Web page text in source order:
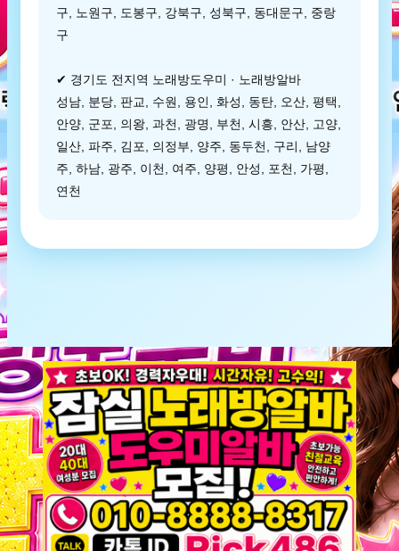
구, 노원구, 도봉구, 강북구, 성북구, 동대문구, 중랑
구
✔ 경기도 전지역 노래방도우미 · 노래방알바
성남, 분당, 판교, 수원, 용인, 화성, 동탄, 오산, 평택,
안양, 군포, 의왕, 과천, 광명, 부천, 시흥, 안산, 고양,
일산, 파주, 김포, 의정부, 양주, 동두천, 구리, 남양
주, 하남, 광주, 이천, 여주, 양평, 안성, 포천, 가평,
연천